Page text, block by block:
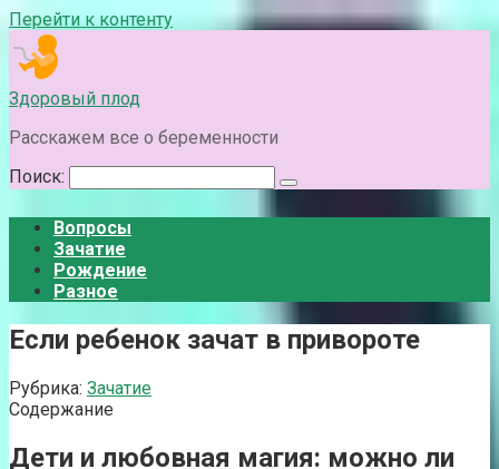
Перейти к контенту
Здоровый плод
Расскажем все о беременности
Поиск:
Вопросы
Зачатие
Рождение
Разное
Если ребенок зачат в привороте
Рубрика: Зачатие
Содержание
Дети и любовная магия: можно ли